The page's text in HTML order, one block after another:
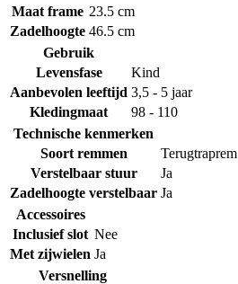
Maat frame 23.5 cm
Zadelhoogte 46.5 cm
Gebruik
Levensfase
Kind
Aanbevolen leeftijd 3,5 - 5 jaar
Kledingmaat
98 - 110
Technische kenmerken
Soort remmen
Terugtraprem
Verstelbaar stuur
Ja
Zadelhoogte verstelbaar Ja
Accessoires
Inclusief slot Nee
Met zijwielen Ja
Versnelling